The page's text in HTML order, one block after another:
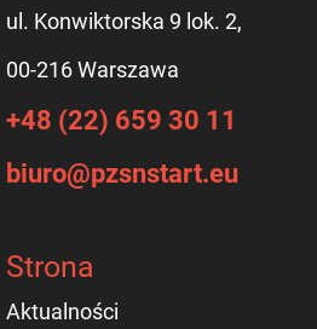
ul. Konwiktorska 9 lok. 2,
00-216 Warszawa
+48 (22) 659 30 11
biuro@pzsnstart.eu
Strona
Aktualności